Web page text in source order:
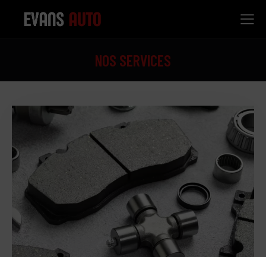
NOS SERVICES